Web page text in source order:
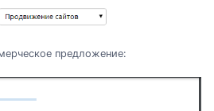
предложение: